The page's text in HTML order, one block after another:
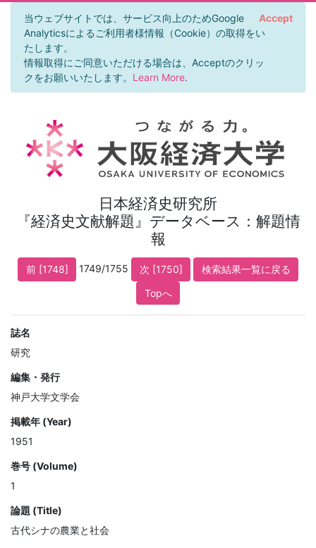
当ウェブサイトでは、サービス向上のためGoogle
Analyticsによるご利用者様情報（Cookie）の取得をい
たします。
情報取得にご同意いただける場合は、Acceptのクリッ
クをお願いいたします。 Learn More.
Accept
日本経済史研究所
『経済史文献解題』データベース：解題情
報
前 [1748] 1749/1755 次 [1750]
検索結果一覧に戻る
Topへ
誌名
研究
編集・発行
神戸大学文学会
掲載年 (Year)
1951
巻号 (Volume)
1
論題 (Title)
古代シナの農業と社会